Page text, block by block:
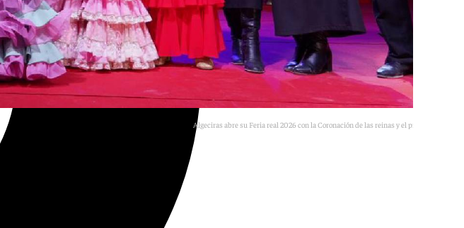
Algeciras abre su Feria real 2026 con la Coronación de las reinas y el pregón de Malú